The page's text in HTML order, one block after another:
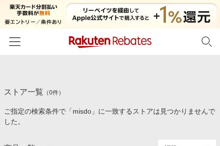
カテゴリー一覧
百貨店・総合ECモール
食品・スイーツ・お酒
イベント一覧
ストア一覧 （0件）
ご指定の検索条件で「misdo」に一致するストアは見つかりませんで
した。